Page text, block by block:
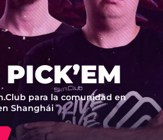
para la comunidad en
Shanghái